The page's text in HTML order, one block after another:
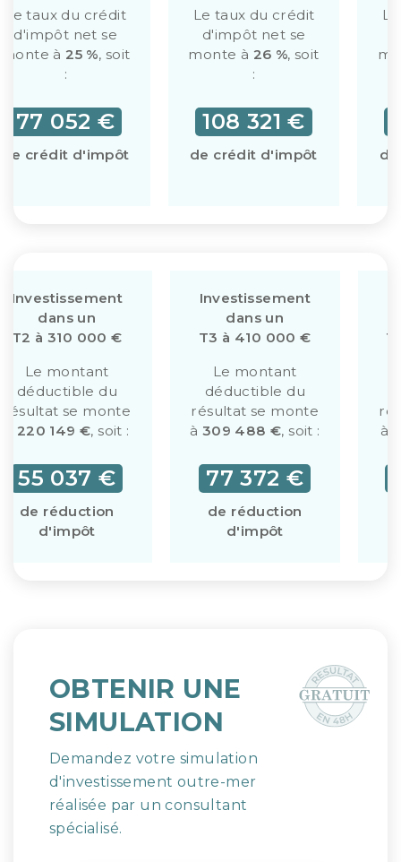
Le taux du crédit
d'impôt net se
monte à 25 %, soit
:
77 052 €
de crédit d'impôt
Le taux du crédit
d'impôt net se
monte à 26 %, soit
:
108 321 €
de crédit d'impôt
Investissement
dans un
T2 à 310 000 €
Le montant
déductible du
résultat se monte
220 149 €, soit :
55 037 €
de réduction
d'impôt
Investissement
dans un
T3 à 410 000 €
Le montant
déductible du
résultat se monte
à 309 488 €, soit :
77 372 €
de réduction
d'impôt
à
OBTENIR UNE
SIMULATION
Demandez votre simulation
d'investissement outre-mer
réalisée par un consultant
spécialisé.